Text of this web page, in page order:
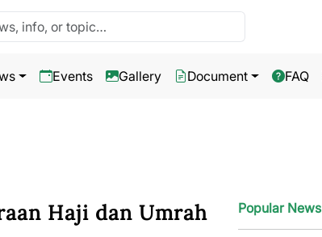
Events Gallery Document FAQ
Haji dan Umrah
Popular News